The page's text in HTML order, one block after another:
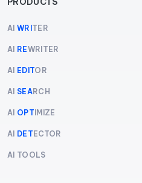
AI WRI TER
AI REWRITER
AI EDITOR
AI SEARCH
AI OPT IMIZE
AI DET ECTOR
AI TOOLS